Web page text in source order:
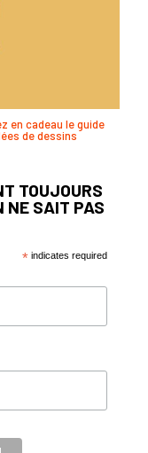
en cadeau le guide
de dessins
TOUJOURS
NE SAIT PAS
*indicates required